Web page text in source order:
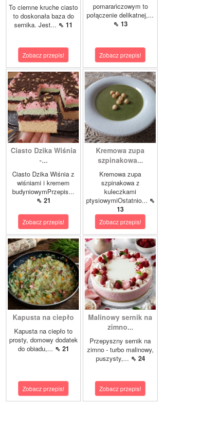
To ciemne kruche ciasto
to doskonała baza do
sernika. Jest... ⇖ 11
Zobacz przepis!
pomarańczowym to
połączenie delikatnej,...
⇖ 13
Zobacz przepis!
Ciasto Dzika Wiśnia
-...
Ciasto Dzika Wiśnia z
wiśniami i kremem
budyniowymPrzepis...
⇖ 21
Zobacz przepis!
Kremowa zupa
szpinakowa...
Kremowa zupa
szpinakowa z
kuleczkami
ptysiowymiOstatnio... ⇖
13
Zobacz przepis!
Kapusta na ciepło
Kapusta na ciepło to
prosty, domowy dodatek
do obiadu,... ⇖ 21
Zobacz przepis!
Malinowy sernik na
zimno...
Przepyszny sernik na
zimno - turbo malinowy,
puszysty,... ⇖ 24
Zobacz przepis!